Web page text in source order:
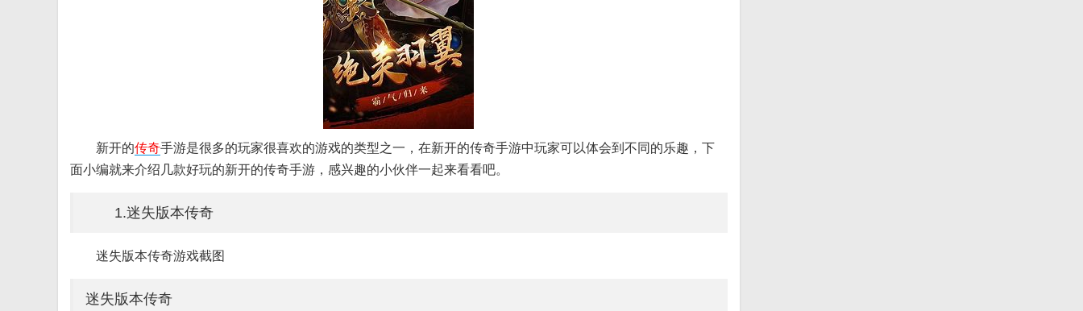
新开的传奇手游是很多的玩家很喜欢的游戏的类型之一，在新开的传奇手游中玩家可以体会到不同的乐趣，下
面小编就来介绍几款好玩的新开的传奇手游，感兴趣的小伙伴一起来看看吧。
1.迷失版本传奇
迷失版本传奇游戏截图
迷失版本传奇